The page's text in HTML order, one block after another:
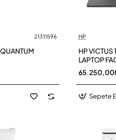
21311596 HP
HP VICTUS
LAPTOP
Sepete